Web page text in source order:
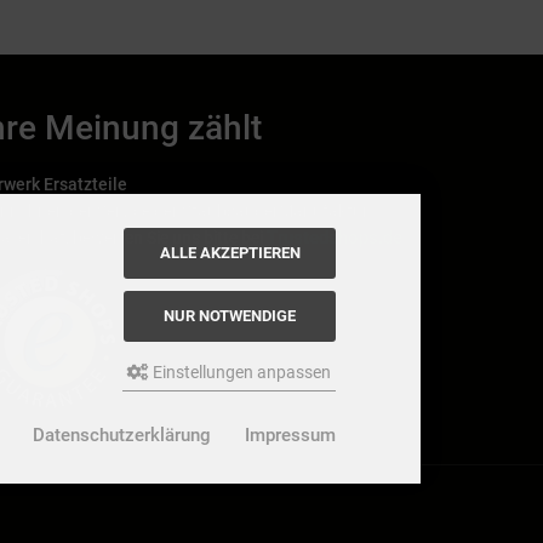
Meinung zählt
Ersatzteile
hat, bewerten Sie uns bitte bei
Trustedshops.de
ALLE AKZEPTIEREN
NUR NOTWENDIGE
Einstellungen anpassen
Datenschutzerklärung Impressum